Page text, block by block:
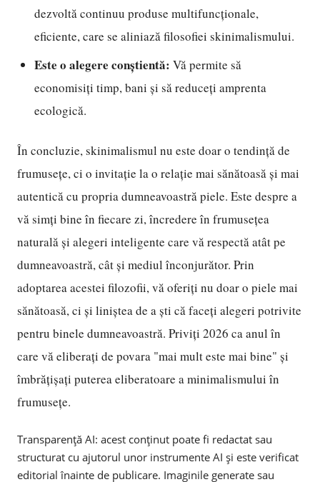
dezvoltă continuu produse multifuncționale,
eficiente, care se aliniază filosofiei skinimalismului.
Este o alegere conștientă: Vă permite să
economisiți timp, bani și să reduceți amprenta
ecologică.
În concluzie, skinimalismul nu este doar o tendință de
frumusețe, ci o invitație la o relație mai sănătoasă și mai
autentică cu propria dumneavoastră piele. Este despre a
vă simți bine în fiecare zi, încredere în frumusețea
naturală și alegeri inteligente care vă respectă atât pe
dumneavoastră, cât și mediul înconjurător. Prin
adoptarea acestei filozofii, vă oferiți nu doar o piele mai
sănătoasă, ci și liniștea de a ști că faceți alegeri potrivite
pentru binele dumneavoastră. Priviți 2026 ca anul în
care vă eliberați de povara "mai mult este mai bine" și
îmbrățișați puterea eliberatoare a minimalismului în
frumusețe.
Transparență AI: acest conținut poate fi redactat sau
structurat cu ajutorul unor instrumente AI și este verificat
editorial înainte de publicare. Imaginile generate sau